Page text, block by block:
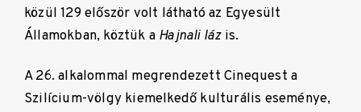
közül 129 először volt látható az Egyesült
Államokban, köztük a Hajnali lázis.
A 26. alkalommal megrendezett Cinequest a
Szilícium-völgy kiemelkedő kulturális eseménye,